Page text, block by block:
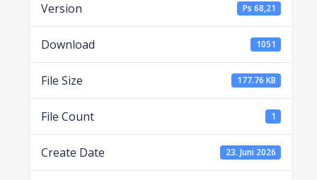
Version Ps 68,21
Download 1051
File Size 177.76 KB
File Count 1
Create Date 23. Juni 2026